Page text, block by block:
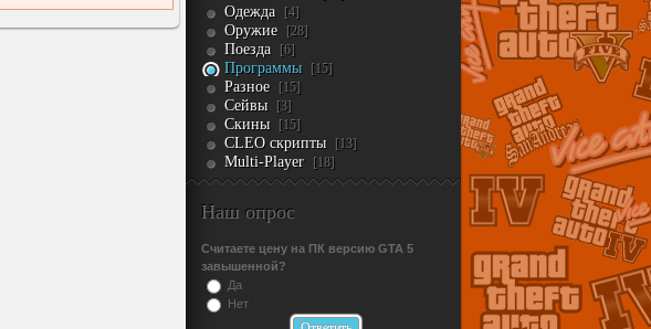
Одежда [4]
Оружие [28]
Поезда [6]
Программы [15]
Разное [15]
Сейвы [3]
Скины [15]
CLEO скрипты [13]
Multi-Player [18]
Наш опрос
Считаете цену на ПК версию GTA 5
завышенной?
Да
Нет